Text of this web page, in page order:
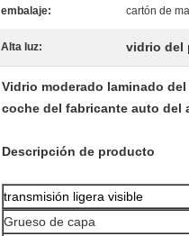
embalaje: cartón de
Alta luz: vidrio del
Vidrio moderado laminado
coche del fabricante auto del
Descripción de producto
transmisión ligera visible
Grueso de capa